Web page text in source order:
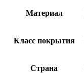
Материал
Класс покрытия
Страна